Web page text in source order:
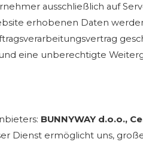
ausschließlich auf
erhobenen Daten
eine unberechtigte
BUNNYWAY d.o.o.,
Dienst ermöglicht uns,